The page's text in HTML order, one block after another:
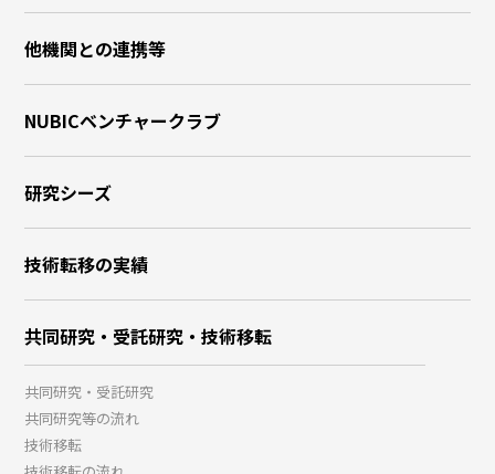
他機関との連携等
NUBICベンチャークラブ
研究シーズ
技術転移の実績
共同研究・受託研究・技術移転
共同研究・受託研究
共同研究等の流れ
技術移転